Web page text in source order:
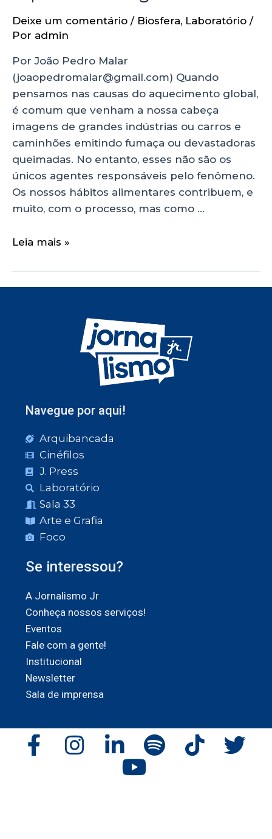
Deixe um comentário / Biosfera, Laboratório /
Por admin
Por João Pedro Malar
(joaopedromalar@gmail.com) Quando
pensamos nas causas do aquecimento global,
é comum que venham a nossa cabeça
imagens de grandes indústrias ou carros e
caminhões emitindo fumaça ou devastadoras
queimadas. No entanto, esses não são os
únicos agentes responsáveis pelo fenômeno.
Os nossos hábitos alimentares contribuem, e
muito, com o processo, mas como …
Leia mais »
Navegue por aqui!
Arquibancada
Cinéfilos
J. Press
Laboratório
Sala 33
Arte e Grafia
Foco
Se interessou?
A Jornalismo Jr
Conheça nossos serviços!
Eventos
Fale com a gente!
Institucional
Newsletter
Sala de imprensa